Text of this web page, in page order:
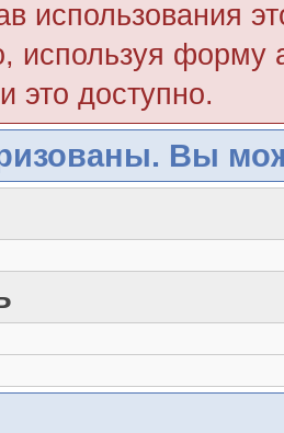
использования
используя форму
это доступно.
Вы